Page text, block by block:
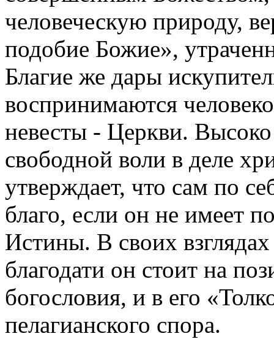
человеческую природу,
подобие Божие»,
Благие же дары
воспринимаются
невесты - Церкви. Высоко
свободной воли в деле
утверждает, что сам по
благо, если он не имеет
Истины. В своих
благодати он стоит на
богословия, и в его
пелагианского спора.